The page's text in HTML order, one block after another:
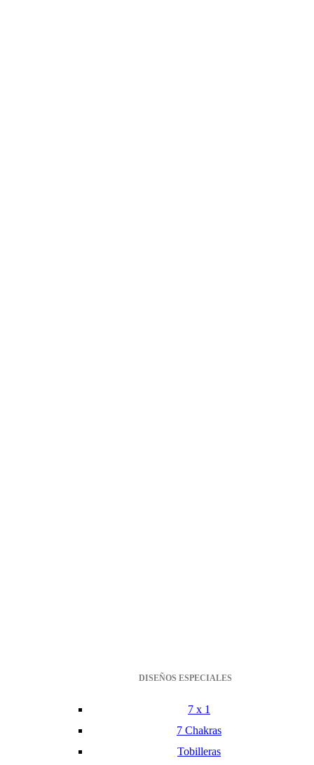
DISEÑOS ESPECIALES
7 x 1
7 Chakras
Tobilleras